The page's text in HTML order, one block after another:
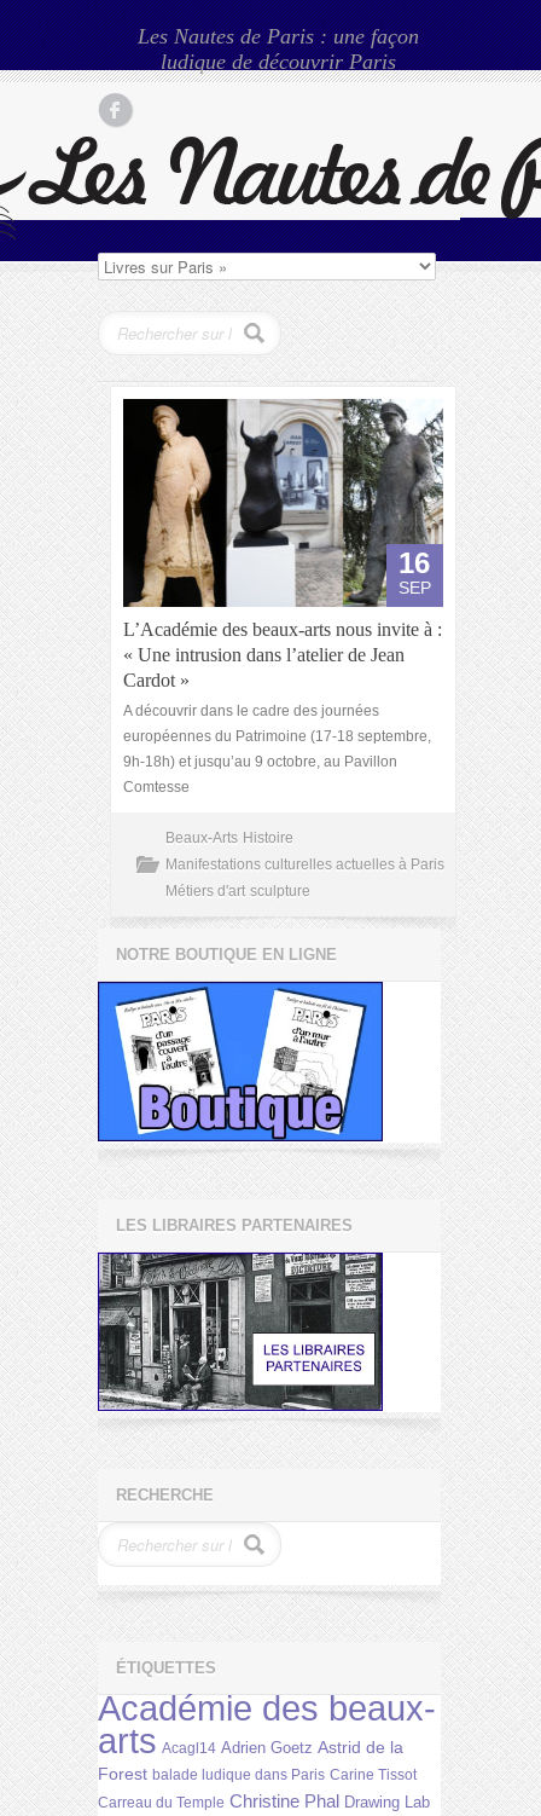
Les Nautes de Paris : une façon
ludique de découvrir Paris
16
SEP
L’Académie des beaux-arts nous invite à :
« Une intrusion dans l’atelier de Jean
Cardot »
A découvrir dans le cadre des journées
européennes du Patrimoine (17-18 septembre,
9h-18h) et jusqu’au 9 octobre, au Pavillon
Comtesse
Beaux-Arts Histoire
Manifestations culturelles actuelles à Paris
Métiers d'art sculpture
NOTRE BOUTIQUE EN LIGNE
LES LIBRAIRES PARTENAIRES
RECHERCHE
ÉTIQUETTES
Académie des beaux-
arts Acagl14 Adrien Goetz Astrid de la
Forest balade ludique dans Paris Carine Tissot
Carreau du Temple Christine Phal Drawing Lab